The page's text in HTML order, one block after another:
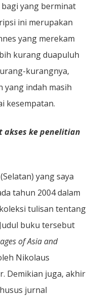
yang berminat
ini merupakan
yang merekam
kurang duapuluh
kurangnya,
yang indah masih
kesempatan.
akses ke penelitian
yang saya
tahun 2004 dalam
tulisan tentang
buku tersebut
of Asia and
Nikolaus
Demikian juga, akhir
jurnal